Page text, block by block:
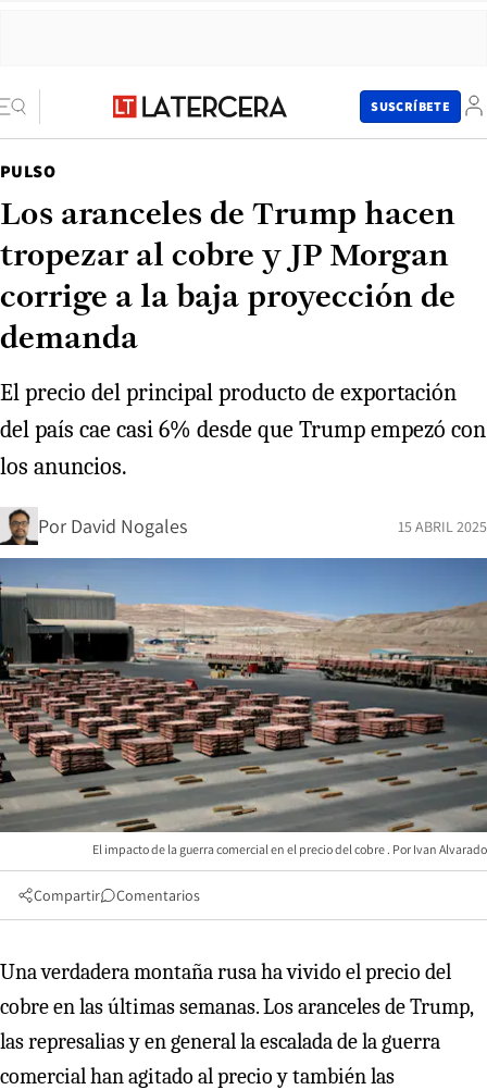
SUSCRÍBETE
PULSO
Los aranceles de Trump hacen
tropezar al cobre y JP Morgan
corrige a la baja proyección de
demanda
El precio del principal producto de exportación
del país cae casi 6% desde que Trump empezó con
los anuncios.
Por David Nogales 15 ABRIL 2025
El impacto de la guerra comercial en el precio del cobre Ivan Alvarado
Compartir Comentarios
Una verdadera montaña rusa ha vivido el precio del
cobre en las últimas semanas. Los aranceles de Trump,
las represalias y en general la escalada de la guerra
comercial han agitado al precio y también las